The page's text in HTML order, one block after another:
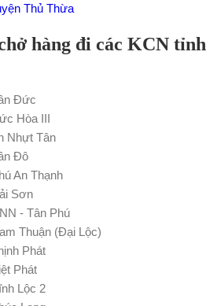
Thủ Thừa
hàng đi các KCN tỉnh
Đức
Hòa III
Nhựt Tân
Đô
An Thạnh
Sơn
- Tân Phú
Thuận (Đại Lộc)
Phát
Phát
Lộc 2